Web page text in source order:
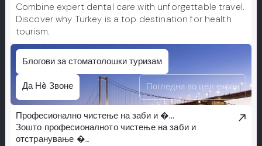
Combine expert dental care with unforgettable travel.
Discover why Turkey is a top destination for health
tourism.
Блогови за стоматолошки туризам
Да Нè Звоне Погледни во цел екран
Професионално чистење на заби и �...
Зошто професионалното чистење на заби и
отстранување �...